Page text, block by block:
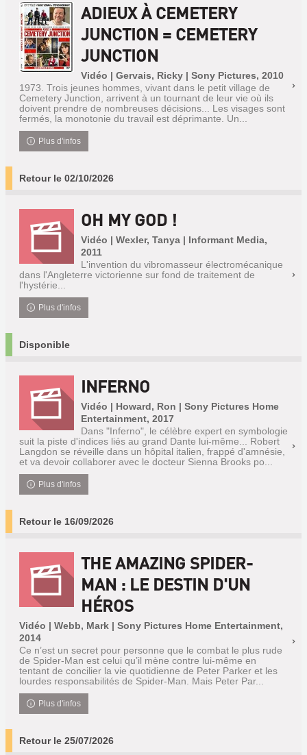
ADIEUX À CEMETERY
JUNCTION = CEMETERY
JUNCTION
Vidéo | Gervais, Ricky | Sony Pictures, 2010
1973. Trois jeunes hommes, vivant dans le petit village de
Cemetery Junction, arrivent à un tournant de leur vie où ils
doivent prendre de nombreuses décisions... Les visages sont
fermés, la monotonie du travail est déprimante. Un...
Plus d'infos
Retour le 02/10/2026
OH MY GOD !
Vidéo | Wexler, Tanya | Informant Media,
2011
L'invention du vibromasseur électromécanique
dans l'Angleterre victorienne sur fond de traitement de
l'hystérie...
Plus d'infos
Disponible
INFERNO
Vidéo | Howard, Ron | Sony Pictures Home
Entertainment, 2017
Dans "Inferno", le célèbre expert en symbologie
suit la piste d'indices liés au grand Dante lui-même... Robert
Langdon se réveille dans un hôpital italien, frappé d'amnésie,
et va devoir collaborer avec le docteur Sienna Brooks po...
Plus d'infos
Retour le 16/09/2026
THE AMAZING SPIDER-
MAN : LE DESTIN D'UN
HÉROS
Vidéo | Webb, Mark | Sony Pictures Home Entertainment,
2014
Ce n’est un secret pour personne que le combat le plus rude
de Spider-Man est celui qu’il mène contre lui-même en
tentant de concilier la vie quotidienne de Peter Parker et les
lourdes responsabilités de Spider-Man. Mais Peter Par...
Plus d'infos
Retour le 25/07/2026